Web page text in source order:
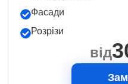
Фасади
Розрізи
від